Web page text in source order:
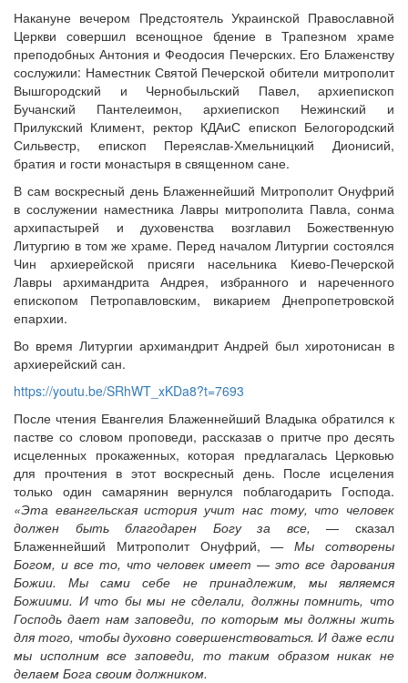
Накануне вечером Предстоятель Украинской Православной
Церкви совершил всенощное бдение в Трапезном храме
преподобных Антония и Феодосия Печерских. Его Блаженству
сослужили: Наместник Святой Печерской обители митрополит
Вышгородский и Чернобыльский Павел, архиепископ
Бучанский Пантелеимон, архиепископ Нежинский и
Прилукский Климент, ректор КДАиС епископ Белогородский
Сильвестр, епископ Переяслав-Хмельницкий Дионисий,
братия и гости монастыря в священном сане.
В сам воскресный день Блаженнейший Митрополит Онуфрий
в сослужении наместника Лавры митрополита Павла, сонма
архипастырей и духовенства возглавил Божественную
Литургию в том же храме. Перед началом Литургии состоялся
Чин архиерейской присяги насельника Киево-Печерской
Лавры архимандрита Андрея, избранного и нареченного
епископом Петропавловским, викарием Днепропетровской
епархии.
Во время Литургии архимандрит Андрей был хиротонисан в
архиерейский сан.
https://youtu.be/SRhWT_xKDa8?t=7693
После чтения Евангелия Блаженнейший Владыка обратился к
пастве со словом проповеди, рассказав о притче про десять
исцеленных прокаженных, которая предлагалась Церковью
для прочтения в этот воскресный день. После исцеления
только один самарянин вернулся поблагодарить Господа.
«Эта евангельская история учит нас тому, что человек
должен быть благодарен Богу за все,— сказал
Блаженнейший Митрополит Онуфрий, — Мы сотворены
Богом, и все то, что человек имеет — это все дарования
Божии. Мы сами себе не принадлежим, мы являемся
Божиими. И что бы мы не сделали, должны помнить, что
Господь дает нам заповеди, по которым мы должны жить
для того, чтобы духовно совершенствоваться. И даже если
мы исполним все заповеди, то таким образом никак не
делаем Бога своим должником.